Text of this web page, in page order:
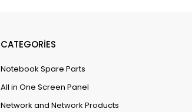
CATEGORİES
Notebook Spare Parts
All in One Screen Panel
Network and Network Products